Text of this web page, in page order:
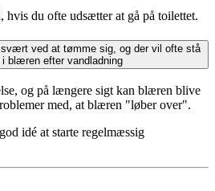
hvis du ofte udsætter at gå på toilettet.
ved at tømme sig, og der vil ofte stå
i blæren efter vandladning
og på længere sigt kan blæren blive
med, at blæren "løber over".
idé at starte regelmæssig